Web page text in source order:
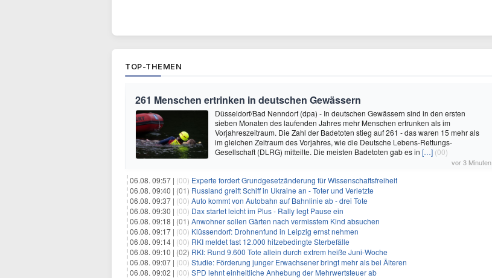
TOP-THEMEN
261 Menschen ertrinken in deutschen Gewässern
Düsseldorf/Bad Nenndorf (dpa) - In deutschen Gewässern sind in den ersten
sieben Monaten des laufenden Jahres mehr Menschen ertrunken als im
Vorjahreszeitraum. Die Zahl der Badetoten stieg auf 261 - das waren 15 mehr als
im gleichen Zeitraum des Vorjahres, wie die Deutsche Lebens-Rettungs-
Gesellschaft (DLRG) mitteilte. Die meisten Badetoten gab es in […] (00)
vor 3 Minuten
06.08. 09:57 | (00) Experte fordert Grundgesetzänderung für Wissenschaftsfreiheit
06.08. 09:40 | (01) Russland greift Schiff in Ukraine an - Toter und Verletzte
06.08. 09:37 | (00) Auto kommt von Autobahn auf Bahnlinie ab - drei Tote
06.08. 09:30 | (00) Dax startet leicht im Plus - Rally legt Pause ein
06.08. 09:18 | (01) Anwohner sollen Gärten nach vermisstem Kind absuchen
06.08. 09:17 | (00) Klüssendorf: Drohnenfund in Leipzig ernst nehmen
06.08. 09:14 | (00) RKI meldet fast 12.000 hitzebedingte Sterbefälle
06.08. 09:10 | (02) RKI: Rund 9.600 Tote allein durch extrem heiße Juni-Woche
06.08. 09:07 | (00) Studie: Förderung junger Erwachsener bringt mehr als bei Älteren
06.08. 09:02 | (00) SPD lehnt einheitliche Anhebung der Mehrwertsteuer ab